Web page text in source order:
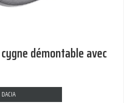
démontable avec
DACIA